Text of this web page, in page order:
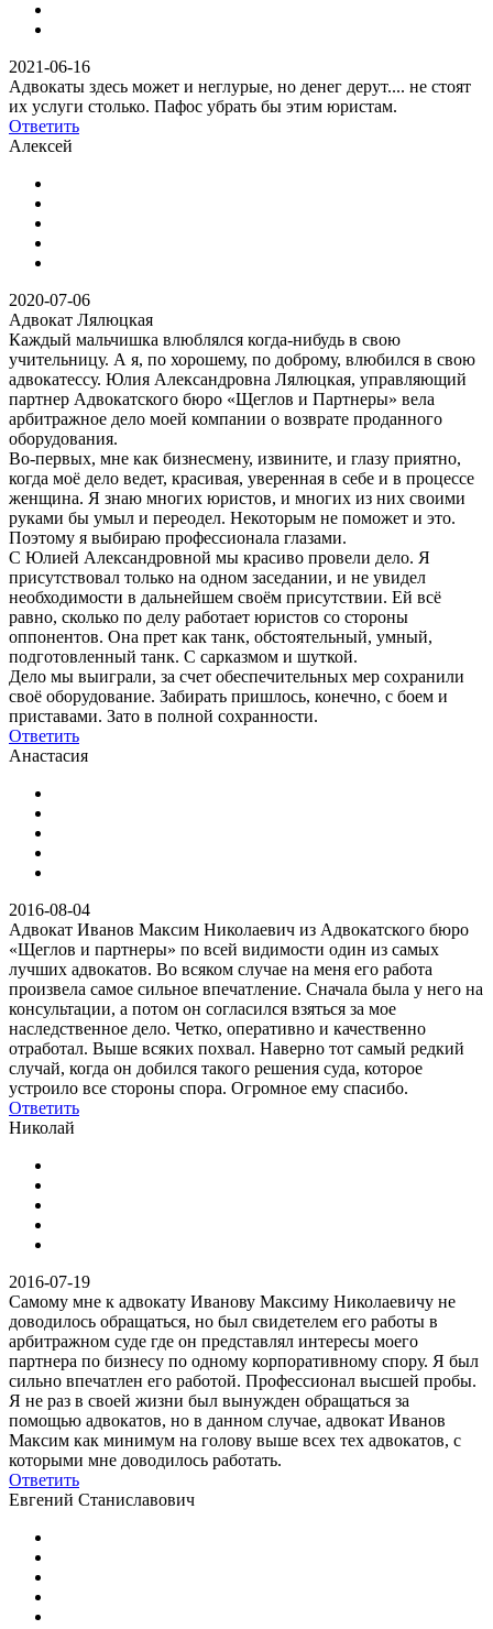
2021-06-16
Адвокаты здесь может и неглурые, но денег дерут.... не стоят
их услуги столько. Пафос убрать бы этим юристам.
Ответить
Алексей
2020-07-06
Адвокат Лялюцкая
Каждый мальчишка влюблялся когда-нибудь в свою
учительницу. А я, по хорошему, по доброму, влюбился в свою
адвокатессу. Юлия Александровна Лялюцкая, управляющий
партнер Адвокатского бюро «Щеглов и Партнеры» вела
арбитражное дело моей компании о возврате проданного
оборудования.
Во-первых, мне как бизнесмену, извините, и глазу приятно,
когда моё дело ведет, красивая, уверенная в себе и в процессе
женщина. Я знаю многих юристов, и многих из них своими
руками бы умыл и переодел. Некоторым не поможет и это.
Поэтому я выбираю профессионала глазами.
С Юлией Александровной мы красиво провели дело. Я
присутствовал только на одном заседании, и не увидел
необходимости в дальнейшем своём присутствии. Ей всё
равно, сколько по делу работает юристов со стороны
оппонентов. Она прет как танк, обстоятельный, умный,
подготовленный танк. С сарказмом и шуткой.
Дело мы выиграли, за счет обеспечительных мер сохранили
своё оборудование. Забирать пришлось, конечно, с боем и
приставами. Зато в полной сохранности.
Ответить
Анастасия
2016-08-04
Адвокат Иванов Максим Николаевич из Адвокатского бюро
«Щеглов и партнеры» по всей видимости один из самых
лучших адвокатов. Во всяком случае на меня его работа
произвела самое сильное впечатление. Сначала была у него на
консультации, а потом он согласился взяться за мое
наследственное дело. Четко, оперативно и качественно
отработал. Выше всяких похвал. Наверно тот самый редкий
случай, когда он добился такого решения суда, которое
устроило все стороны спора. Огромное ему спасибо.
Ответить
Николай
2016-07-19
Самому мне к адвокату Иванову Максиму Николаевичу не
доводилось обращаться, но был свидетелем его работы в
арбитражном суде где он представлял интересы моего
партнера по бизнесу по одному корпоративному спору. Я был
сильно впечатлен его работой. Профессионал высшей пробы.
Я не раз в своей жизни был вынужден обращаться за
помощью адвокатов, но в данном случае, адвокат Иванов
Максим как минимум на голову выше всех тех адвокатов, с
которыми мне доводилось работать.
Ответить
Евгений Станиславович